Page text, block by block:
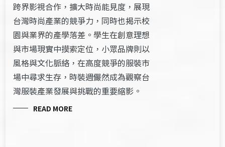
跨界影視合作，擴大時尚能見度，展現
台灣時尚產業的競爭力，同時也揭示校
園與業界的產學落差。學生在創意理想
與市場現實中摸索定位，小眾品牌則以
風格與文化脈絡，在高度競爭的服裝市
場中尋求生存，時裝週儼然成為觀察台
灣服裝產業發展與挑戰的重要縮影。
READ MORE